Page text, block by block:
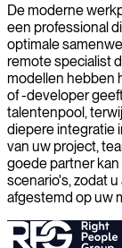
De moderne
een professional
optimale
remote specialist
modellen hebben
of -developer
talentenpool,
diepere integratie
van uw project,
goede partner
scenario's, zodat
afgestemd op uw